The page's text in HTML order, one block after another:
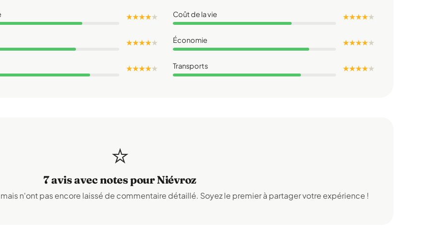
★ ★ ★ ★★ Coût de la vie ★ ★ ★ ★★
★ ★ ★ ★★ Économie ★ ★ ★ ★★
★ ★ ★ ★★ Transports ★ ★ ★ ★★
⭐
7 avis avec notes pour Niévroz
n'ont pas encore laissé de commentaire détaillé. Soyez le premier à partager votre expérience !